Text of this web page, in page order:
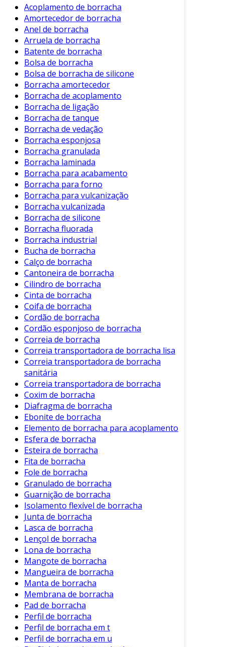
partes conectadas. Esta solução é comum em
motores, bombas e sistemas de transmissão.
Principais Características
Os elementos de borracha se destacam por
várias características importantes. Vamos
analisar algumas delas:
Elasticidade: A borracha possui uma alta
capacidade de deformação, permitindo
que o acoplamento se adapte a variações
de alinhamento.
Absorção de Vibrações
na atenuação de vibrações, o que protege
os equipamentos conectados.
Resistência à Abrasão: Os acoplamentos
de borracha são projetados para suportar
condições adversas, incluindo substâncias
químicas e temperaturas elevadas.
Facilidade de Instalação e Manutenção
Geralmente, esses elementos podem ser
instalados sem a necessidade de
ferramentas específicas e requerem
pouca manutenção.
Benefícios do Uso de Elementos de Borracha
A adoção de elementos de borracha para
acoplamento oferece vários benefícios
significativos. Vamos listá-los:
Redução de Custos: Como são duráveis e
requerem pouca manutenção, ajudam a
reduzir os custos operacionais.
Melhoria do Desempenho
de absorver vibrações e desalinhamentos
contribui para um desempenho geral
mais eficiente do sistema.
Longevity dos Equipamentos
o desgaste entre componentes, esses
elementos prolongam a vida útil dos
equipamentos.
Versatilidade: Podem ser usados em uma
ampla variedade de indústrias, como
automotiva, petroquímica, agricultura e
mais.
Aplicações dos Elementos de
Borracha para Acoplamento
Os elementos de borracha são versáteis e
encontram aplicações em vários setores.
Algumas aplicações notáveis incluem:
Acoplamento de borracha
Amortecedor de borracha
Anel de borracha
Arruela de borracha
Batente de borracha
Bolsa de borracha
Bolsa de borracha de silicone
Borracha amortecedor
Borracha de acoplamento
Borracha de ligação
Borracha de tanque
Borracha de vedação
Borracha esponjosa
Borracha granulada
Borracha laminada
Borracha para acabamento
Borracha para forno
Borracha para vulcanização
Borracha vulcanizada
Borracha de silicone
Borracha fluorada
Borracha industrial
Bucha de borracha
Calço de borracha
Cantoneira de borracha
Cilindro de borracha
Cinta de borracha
Coifa de borracha
Cordão de borracha
Cordão esponjoso de borracha
Correia de borracha
Correia transportadora de borracha lisa
Correia transportadora de borracha
sanitária
Correia transportadora de borracha
Coxim de borracha
Diafragma de borracha
Ebonite de borracha
Elemento de borracha para acoplamento
Esfera de borracha
Esteira de borracha
Fita de borracha
Fole de borracha
Granulado de borracha
Guarnição de borracha
Isolamento flexível de borracha
Junta de borracha
Lasca de borracha
Lençol de borracha
Lona de borracha
Mangote de borracha
Mangueira de borracha
Manta de borracha
Membrana de borracha
Pad de borracha
Perfil de borracha
Perfil de borracha em t
Perfil de borracha em u